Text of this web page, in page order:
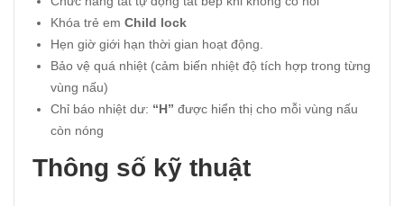
Khóa trẻ em Child lock
Hẹn giờ giới hạn thời gian hoạt động.
Bảo vệ quá nhiệt (cảm biến nhiệt độ tích hợp trong từng
vùng nấu)
Chỉ báo nhiệt dư: “H” được hiển thị cho mỗi vùng nấu
còn nóng
Thông số kỹ thuật